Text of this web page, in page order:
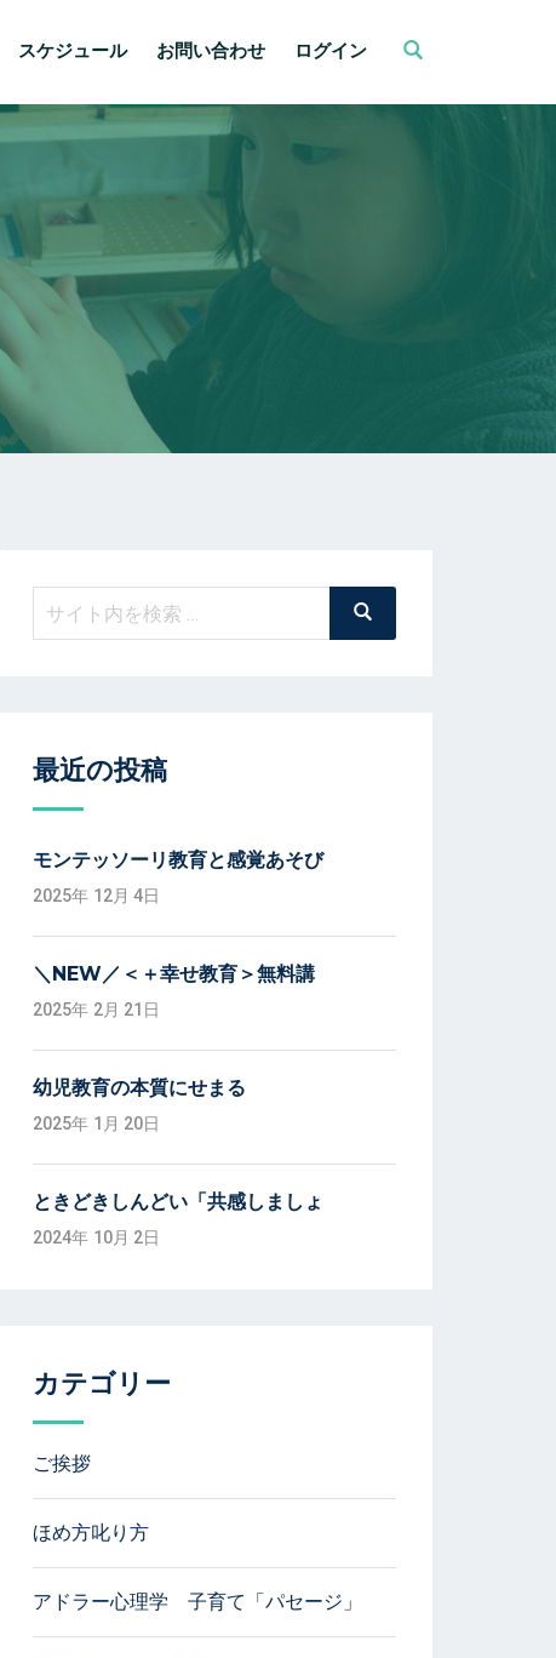
スケジュール お問い合わせ ログイン
検
最近の投稿
モンテッソーリ教育と感覚あそび
2025年 12月 4日
＼NEW／＜＋幸せ教育＞無料講
2025年 2月 21日
幼児教育の本質にせまる
2025年 1月 20日
ときどきしんどい「共感しましょ
2024年 10月 2日
カテゴリー
ご挨拶
ほめ方叱り方
アドラー心理学 子育て「パセージ」